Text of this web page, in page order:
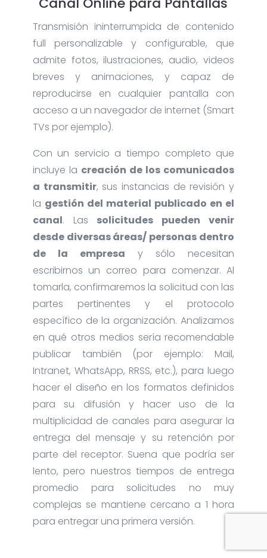
Transmisión ininterrumpida de contenido
full personalizable y configurable, que
admite fotos, ilustraciones, audio, videos
breves y animaciones, y capaz de
reproducirse en cualquier pantalla con
acceso a un navegador de internet (Smart
TVs por ejemplo).
Con un servicio a tiempo completo que
incluye la creación de los comunicados
a transmitir, sus instancias de revisión y
la gestión del material publicado en el
canal. Las solicitudes pueden venir
desde diversas áreas/ personas dentro
de la empresa y sólo necesitan
escribirnos un correo para comenzar. Al
tomarla, confirmaremos la solicitud con las
partes pertinentes y el protocolo
específico de la organización. Analizamos
en qué otros medios sería recomendable
publicar también (por ejemplo: Mail,
Intranet, WhatsApp, RRSS, etc.), para luego
hacer el diseño en los formatos definidos
para su difusión y hacer uso de la
multiplicidad de canales para asegurar la
entrega del mensaje y su retención por
parte del receptor. Suena que podría ser
lento, pero nuestros tiempos de entrega
promedio para solicitudes no muy
complejas se mantiene cercano a 1 hora
para entregar una primera versión.